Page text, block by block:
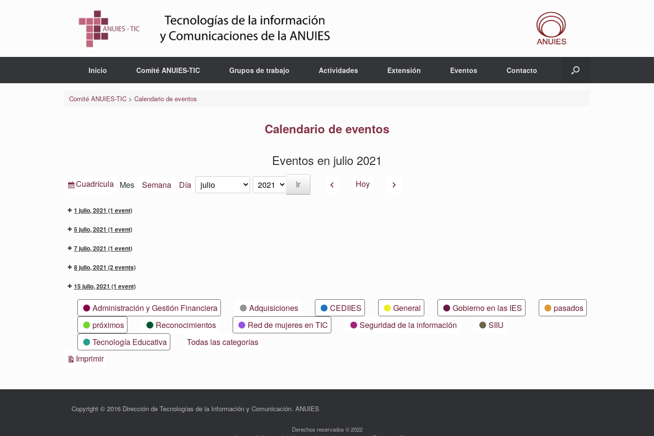
Inicio Comité ANUIES-TIC Grupos de trabajo Actividades Extensión Eventos Contacto
Comité ANUIES-TIC> Calendario de eventos
Calendario de eventos
Eventos en julio 2021
Ver
Cuadrícula Mes Semana Día Mes
Año AnteriorHoy Siguiente
1 julio, 2021 (1 event)
5 julio, 2021 (1 event)
7 julio, 2021 (1 event)
8 julio, 2021 (2 events)
15 julio, 2021 (1 event)
CategoríasAdministración y Gestión Financiera Adquisiciones CEDIIES General Gobierno en las IES
pasados
próximos
Reconocimientos Red de mujeres en TIC Seguridad de la información
SIIU
Tecnología Educativa
Todas las categorías
ImprimirVistas
Copyright © 2016 Dirección de Tecnologías de la Información y Comunicación. ANUIES
Derechos reservados © 2022